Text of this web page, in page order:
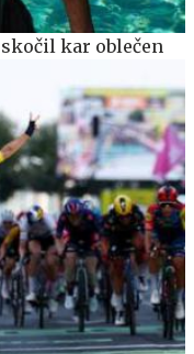
skočil kar oblečen